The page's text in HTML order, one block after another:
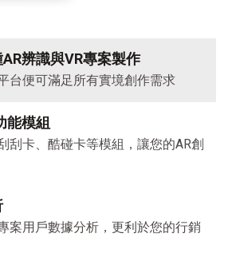
辨識與VR專案製作
台便可滿足所有實境創作需求
能模組
刮卡、酷碰卡等模組，讓您的AR創
案用戶數據分析，更利於您的行銷